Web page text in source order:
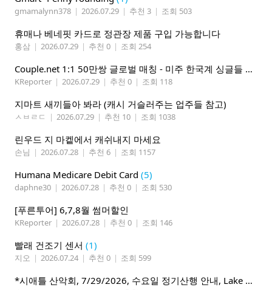
gmamalynn378 | 2026.07.29 | 추천 3 | 조회 503
휴매나 베네핏 카드로 정관장 제품 구입 가능합니다
홍삼 | 2026.07.29 | 추천 0 | 조회 254
Couple.net 1:1 50만쌍 글로벌 매칭 - 미주 한국계 싱글들 모이세요
KReporter | 2026.07.29 | 추천 0 | 조회 118
지마트 새끼들아 봐라 (캐시 거슬러주는 업주들 참고)
ㅅㅂㄹㄷ | 2026.07.29 | 추천 10 | 조회 1038
린우드 지 마켙에서 캐쉬내지 마세요
손님 | 2026.07.28 | 추천 6 | 조회 1157
Humana Medicare Debit Card (5)
daphne30 | 2026.07.28 | 추천 0 | 조회 530
[푸른투어] 6,7,8월 썸머할인
KReporter | 2026.07.28 | 추천 0 | 조회 146
빨래 건조기 센서 (1)
지오 | 2026.07.24 | 추천 0 | 조회 599
*시애틀 산악회, 7/29/2026, 수요일 정기산행 안내, Lake 22*